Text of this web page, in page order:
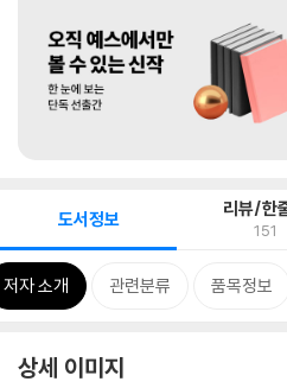
도서정보 리뷰/한
151
저자 소개 관련분류 품목정보
상세 이미지